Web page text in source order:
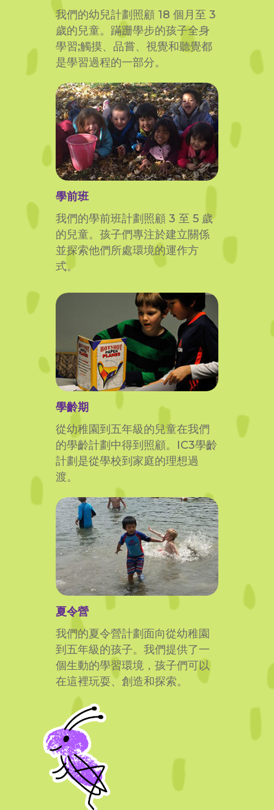
我們的幼兒計劃照顧 18 個月至 3
歲的兒童。蹣跚學步的孩子全身
學習;觸摸、品嘗、視覺和聽覺都
是學習過程的一部分。
學前班
我們的學前班計劃照顧 3 至 5 歲
的兒童。孩子們專注於建立關係
並探索他們所處環境的運作方
式。
學齡期
從幼稚園到五年級的兒童在我們
的學齡計劃中得到照顧。IC3學齡
計劃是從學校到家庭的理想過
渡。
夏令營
我們的夏令營計劃面向從幼稚園
到五年級的孩子。我們提供了一
個生動的學習環境，孩子們可以
在這裡玩耍、創造和探索。